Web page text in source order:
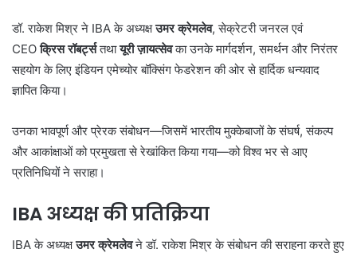
डॉ. राकेश मिश्र ने IBA के अध्यक्षउमर क्रेमलेव, सेक्रेटरी जनरल एवं
CEOक्रिस रॉबर्ट्सतथायूरी ज़ायत्सेवका उनके मार्गदर्शन, समर्थन और निरंतर
सहयोग के लिए इंडियन एमेच्योर बॉक्सिंग फेडरेशन की ओर से हार्दिक धन्यवाद
ज्ञापित किया।
उनका भावपूर्ण और प्रेरक संबोधन—जिसमें भारतीय मुक्केबाजों के संघर्ष, संकल्प
और आकांक्षाओं को प्रमुखता से रेखांकित किया गया—को विश्व भर से आए
प्रतिनिधियों ने सराहा।
IBA अध्यक्ष की प्रतिक्रिया
IBA के अध्यक्षउमर क्रेमलेवने डॉ. राकेश मिश्र के संबोधन की सराहना करते हुए